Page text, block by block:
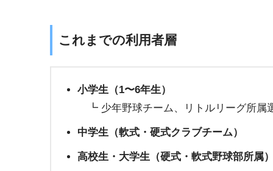
これまでの利用者層
小学生（1〜6年生）
┗ 少年野球チーム、リトルリーグ所属
中学生（軟式・硬式クラブチーム）
高校生・大学生（硬式・軟式野球部所属